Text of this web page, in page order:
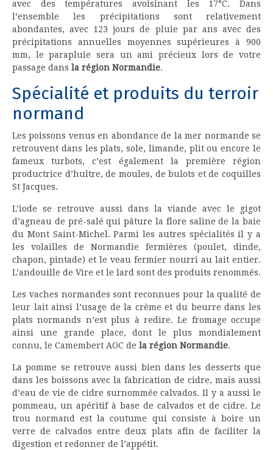
avec des températures avoisinant les 17°C. Dans
l’ensemble les précipitations sont relativement
abondantes, avec 123 jours de pluie par ans avec des
précipitations annuelles moyennes supérieures à 900
mm, le parapluie sera un ami précieux lors de votre
passage dans la région Normandie.
Spécialité et produits du terroir
normand
Les poissons venus en abondance de la mer normande se
retrouvent dans les plats, sole, limande, plit ou encore le
fameux turbots, c’est également la première région
productrice d’huître, de moules, de bulots et de coquilles
St Jacques.
L’iode se retrouve aussi dans la viande avec le gigot
d’agneau de pré-salé qui pâture la flore saline de la baie
du Mont Saint-Michel. Parmi les autres spécialités il y a
les volailles de Normandie fermières (poulet, dinde,
chapon, pintade) et le veau fermier nourri au lait entier.
L’andouille de Vire et le lard sont des produits renommés.
Les vaches normandes sont reconnues pour la qualité de
leur lait ainsi l’usage de la crème et du beurre dans les
plats normands n’est plus à redire. Le fromage occupe
ainsi une grande place, dont le plus mondialement
connu, le Camembert AOC de la région Normandie.
La pomme se retrouve aussi bien dans les desserts que
dans les boissons avec la fabrication de cidre, mais aussi
d’eau de vie de cidre surnommée calvados. Il y a aussi le
pommeau, un apéritif à base de calvados et de cidre. Le
trou normand est la coutume qui consiste à boire un
verre de calvados entre deux plats afin de faciliter la
digestion et redonner de l’appétit.